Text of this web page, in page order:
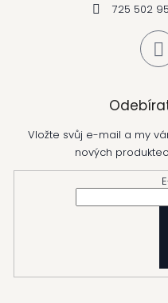
725 502
Vložte svůj e-mail a my
nových